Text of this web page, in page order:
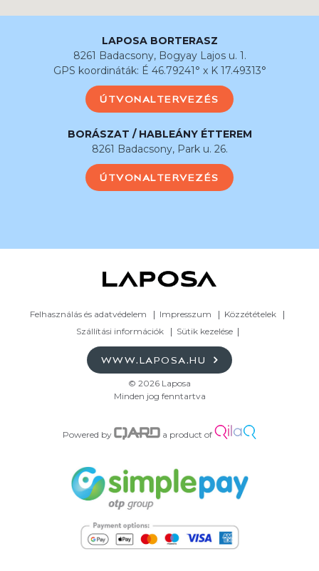
LAPOSA BORTERASZ
8261 Badacsony, Bogyay Lajos u. 1.
GPS koordináták: É 46.79241° x K 17.49313°
ÚTVONALTERVEZÉS
BORÁSZAT / HABLEÁNY ÉTTEREM
8261 Badacsony, Park u. 26.
ÚTVONALTERVEZÉS
Felhasználás és adatvédelem Impresszum
Közzétételek
Szállítási információk
Sütik kezelése
WWW.LAPOSA.HU
© 2026 Laposa
Minden jog fenntartva
Powered by a product of